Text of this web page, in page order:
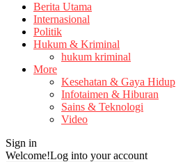
Berita Utama
Internasional
Politik
Hukum & Kriminal
hukum kriminal
More
Kesehatan & Gaya Hidup
Infotaimen & Hiburan
Sains & Teknologi
Video
Sign in
Welcome!Log into your account